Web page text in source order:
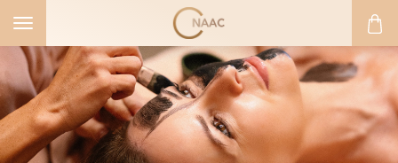
Toggle
navigation